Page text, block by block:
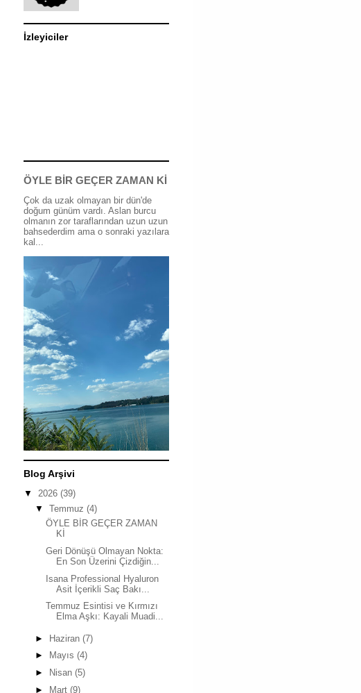
İzleyiciler
ÖYLE BİR GEÇER ZAMAN Kİ
Çok da uzak olmayan bir dün'de
doğum günüm vardı. Aslan burcu
olmanın zor taraflarından uzun uzun
bahsederdim ama o sonraki yazılara
kal...
Blog Arşivi
▼ 2026 (39)
▼ Temmuz (4)
ÖYLE BİR GEÇER ZAMAN
Kİ
Geri Dönüşü Olmayan Nokta:
En Son Üzerini Çizdiğin...
Isana Professional Hyaluron
Asit İçerikli Saç Bakı...
Temmuz Esintisi ve Kırmızı
Elma Aşkı: Kayali Muadi...
► Haziran (7)
►
Mayıs (4)
►
Nisan (5)
►
Mart (9)